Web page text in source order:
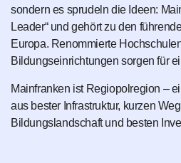
sondern es sprudeln die Ideen:
Leader“ und gehört zu den
Europa. Renommierte
Bildungseinrichtungen sorgen für
Mainfranken ist Regiopolregion –
aus bester Infrastruktur, kurzen
Bildungslandschaft und besten